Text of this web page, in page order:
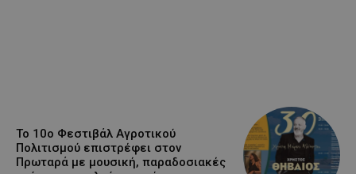
Το 10ο Φεστιβάλ Αγροτικού
Πολιτισμού επιστρέφει στον
Πρωταρά με μουσική, παραδοσιακές